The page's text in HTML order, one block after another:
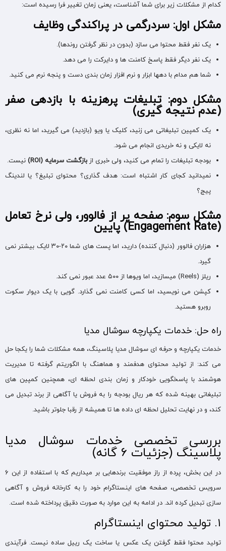
کدام از مشکلات زیر برای شما آشناست، یعنی زمان تغییر فرا رسیده است:
مشکل اول: سردرگمی در پراکندگی وظایف
یک نفر فقط محتوا می سازد (بدون در نظر گرفتن روندها).
یک نفر دیگر فقط پاسخ کامنت ها و دایرکت را می دهد.
شما هم مدام با دهها ابزار و نرم افزار زمان بندی دست و پنجه نرم می کنید.
مشکل دوم: تبلیغات پرهزینه با بازدهی صفر
(عدم نتیجه گیری)
یک کمپین تبلیغاتی می زنید، کلیک یا ویو (بازدید) می گیرید، اما نه نظری،
نه لایکی و نه خریدی انجام می شود.
بودجه تبلیغات را تمام می کنید، ولی خبری از بازگشت سرمایه (ROI)
نیست.
نمیدانید کجای کار اشتباه است: هدف گذاری؟ محتوای تبلیغ؟ یا لندینگ
پیج؟
مشکل سوم: صفحه پر از فالوور، ولی نرخ تعامل
(Engagement Rate) پایین
هزاران فالوور (دنبال کننده) دارید، اما پست های شما ۲۰-۳۰ لایک بیشتر نمی
گیرد.
ریلز (Reels) میسازید، اما ویوها از ۵۰۰ عدد عبور نمی کند.
کپشن می نویسید، اما کسی کامنت نمی گذارد. گویی با یک دیوار سکوت
روبرو هستید.
راه حل: خدمات یکپارچه سوشال مدیا
خدمات یکپارچه و حرفه ای سوشال مدیا پلاسینگ، همه مشکلات شما را یکجا حل
می کند: از تولید محتوای هدفمند و هماهنگ با الگوریتم گرفته تا مدیریت
هوشمند با پاسخگویی خودکار و زمان بندی لحظه ای، همچنین کمپین های
تبلیغاتی بهینه شده که هر ریال بودجه را به فروش یا آگاهی از برند تبدیل می
کند، و در نهایت تحلیل لحظه ای داده ها تا همیشه از رقبا جلوتر باشید.
بررسی تخصصی خدمات سوشال مدیا
پلاسینگ (جزئیات ۶ گانه)
در این بخش، پرده از راز موفقیت برندهایی بر میداریم که با استفاده از این ۶
سرویس تخصصی، صفحه های اینستاگرام خود را به کارخانه فروش و آگاهی
سازی تبدیل کرده اند. در ادامه به این موارد به صورت دقیق پرداخته شده است.
۱. تولید محتوای اینستاگرام
تولید محتوا فقط گرفتن یک عکس یا ساخت یک رییل ساده نیست. فرآیندی